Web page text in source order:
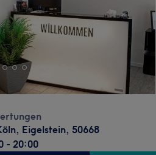
Eigelstein, 50668
- 20:00